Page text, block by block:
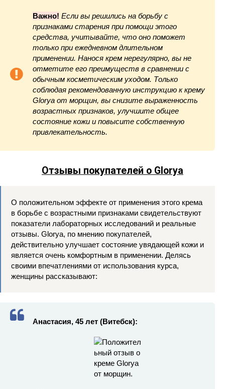
Важно! Если вы решились на борьбу с
признаками старения при помощи этого
средства, учитывайте, что оно поможет
только при ежедневном длительном
применении. Нанося крем нерегулярно, вы не
отметите его преимуществ в сравнении с
обычным косметическим уходом. Только
соблюдая рекомендованную инструкцию к крему
Glorya от морщин, вы снизите выраженность
возрастных признаков, улучшите общее
состояние кожи и повысите собственную
привлекательность.
Отзывы покупателей о Glorya
О положительном эффекте от применения этого крема
в борьбе с возрастными признаками свидетельствуют
показатели лабораторных исследований и реальные
отзывы. Glorya, по мнению покупателей,
действительно улучшает состояние увядающей кожи и
является очень комфортным в применении. Делясь
своими впечатлениями от использования курса,
женщины рассказывают:
Анастасия, 45 лет (Витебск):